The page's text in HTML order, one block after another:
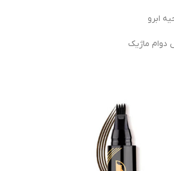
ابرو
دوام ماژیک